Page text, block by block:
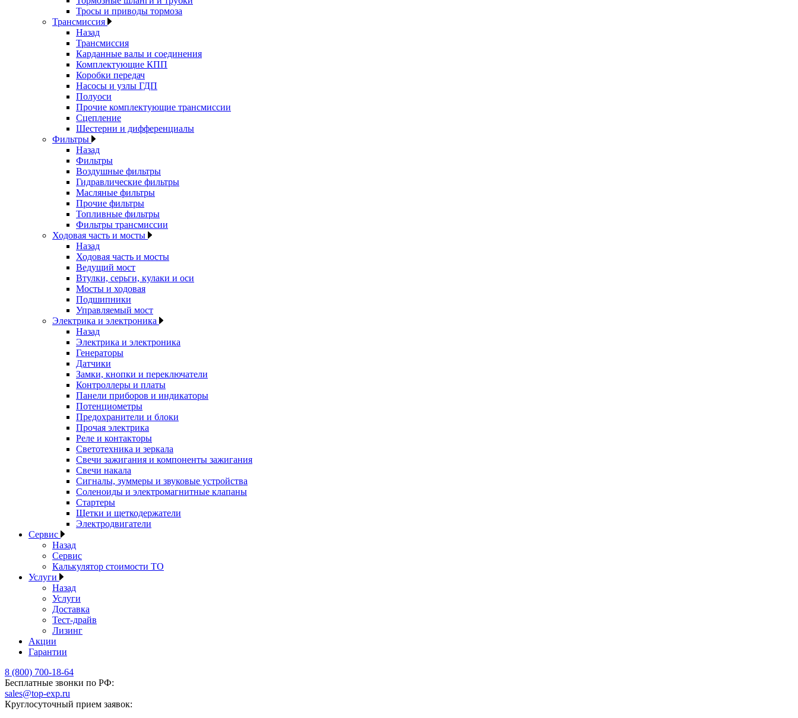
Тросы и приводы тормоза
Трансмиссия
Назад
Трансмиссия
Карданные валы и соединения
Комплектующие КПП
Коробки передач
Насосы и узлы ГДП
Полуоси
Прочие комплектующие трансмиссии
Сцепление
Шестерни и дифференциалы
Фильтры
Назад
Фильтры
Воздушные фильтры
Гидравлические фильтры
Масляные фильтры
Прочие фильтры
Топливные фильтры
Фильтры трансмиссии
Ходовая часть и мосты
Назад
Ходовая часть и мосты
Ведущий мост
Втулки, серьги, кулаки и оси
Мосты и ходовая
Подшипники
Управляемый мост
Электрика и электроника
Назад
Электрика и электроника
Генераторы
Датчики
Замки, кнопки и переключатели
Контроллеры и платы
Панели приборов и индикаторы
Потенциометры
Предохранители и блоки
Прочая электрика
Реле и контакторы
Светотехника и зеркала
Свечи зажигания и компоненты зажигания
Свечи накала
Сигналы, зуммеры и звуковые устройства
Соленоиды и электромагнитные клапаны
Стартеры
Щетки и щеткодержатели
Электродвигатели
Сервис
Назад
Сервис
Калькулятор стоимости ТО
Услуги
Назад
Услуги
Доставка
Тест-драйв
Лизинг
Акции
Гарантии
8 (800) 700-18-64
Бесплатные звонки по РФ:
sales@top-exp.ru
Круглосуточный прием заявок: